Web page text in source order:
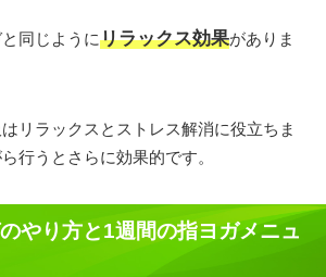
同じようにリラックス効果がありま
リラックスとストレス解消に役立ちま
行うとさらに効果的です。